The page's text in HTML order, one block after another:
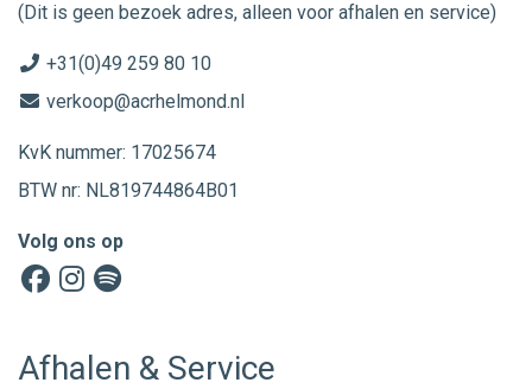
(Dit is geen bezoek adres, alleen voor afhalen en service)
+31(0)49 259 80 10
verkoop@acrhelmond.nl
KvK nummer: 17025674
BTW nr: NL819744864B01
Volg ons op
Afhalen & Service